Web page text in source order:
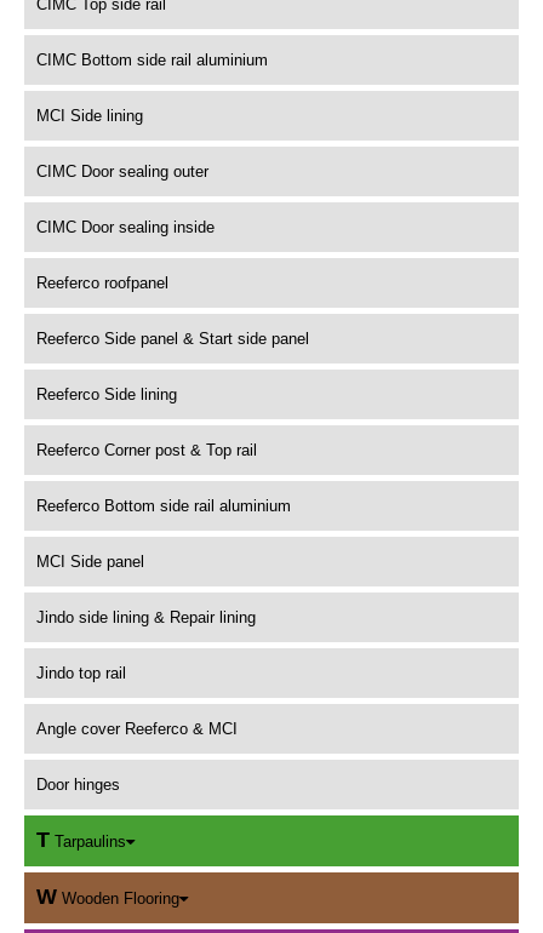
CIMC Top side rail
CIMC Bottom side rail aluminium
MCI Side lining
CIMC Door sealing outer
CIMC Door sealing inside
Reeferco roofpanel
Reeferco Side panel & Start side panel
Reeferco Side lining
Reeferco Corner post & Top rail
Reeferco Bottom side rail aluminium
MCI Side panel
Jindo side lining & Repair lining
Jindo top rail
Angle cover Reeferco & MCI
Door hinges
T Tarpaulins
W Wooden Flooring